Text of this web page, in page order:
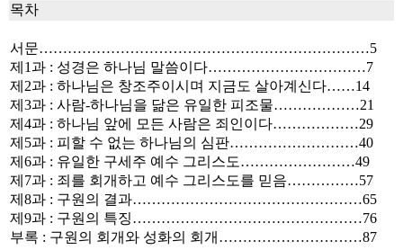
목차
서문……………………………………………………………5
제1과 : 성경은 하나님 말씀이다……………………………7
제2과 : 하나님은 창조주이시며 지금도 살아계신다……14
제3과 : 사람-하나님을 닮은 유일한 피조물………………21
제4과 : 하나님 앞에 모든 사람은 죄인이다………………29
제5과 : 피할 수 없는 하나님의 심판………………………40
제6과 : 유일한 구세주 예수 그리스도……………………49
제7과 : 죄를 회개하고 예수 그리스도를 믿음……………57
제8과 : 구원의 결과…………………………………………65
제9과 : 구원의 특징…………………………………………76
부록 : 구원의 회개와 성화의 회개…………………………87